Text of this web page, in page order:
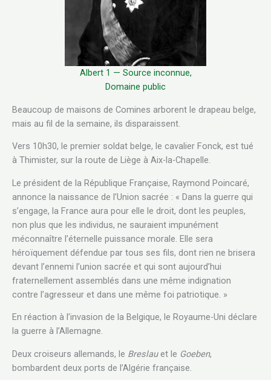
Albert 1 — Source inconnue,
Domaine public
Beaucoup de maisons de Comines arborent le drapeau belge,
mais au fil de la semaine, ils disparaissent.
Vers 10h30, le premier soldat belge, le cavalier Fonck, est tué
à Thimister, sur la route de Liège à Aix-la-Chapelle.
Le président de la République Française, Raymond Poincaré,
annonce la naissance de l’Union sacrée : « Dans la guerre qui
s’engage, la France aura pour elle le droit, dont les peuples,
non plus que les individus, ne sauraient impunément
méconnaître l’éternelle puissance morale. Elle sera
héroïquement défendue par tous ses fils, dont rien ne brisera
devant l’ennemi l’union sacrée et qui sont aujourd’hui
fraternellement assemblés dans une même indignation
contre l’agresseur et dans une même foi patriotique. »
En réaction à l’invasion de la Belgique, le Royaume-Uni déclare
la guerre à l’Allemagne.
Deux croiseurs allemands, le Breslauet le Goeben,
bombardent deux ports de l’Algérie française.